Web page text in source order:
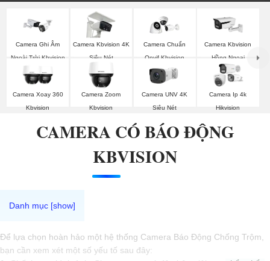
Camera Ghi Âm
Ngoài Trời Kbvision
Camera Kbvision 4K
Siêu Nét
Camera Chuẩn
Onvif Kbvision
Camera Kbvision
Hồng Ngoại
Camera Xoay 360
Kbvision
Camera Zoom
Kbvision
Camera UNV 4K
Siêu Nét
Camera Ip 4k
Hikvision
CAMERA CÓ BÁO ĐỘNG
KBVISION
Để lựa chọn hoàn hảo một hệ thống Camera Báo Động Chống Trộm,
bạn cần xem xét một số yếu tố sau đây: